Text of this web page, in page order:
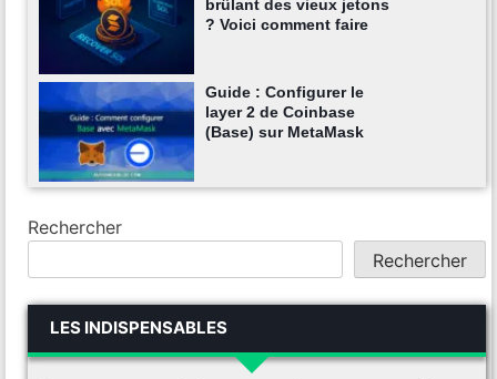
brûlant des vieux jetons
? Voici comment faire
Guide : Configurer le
layer 2 de Coinbase
(Base) sur MetaMask
Rechercher
Rechercher
LES INDISPENSABLES